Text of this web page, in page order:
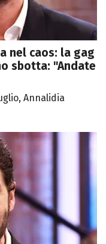
nel caos: la gag
sbotta: "Andate
Annalidia